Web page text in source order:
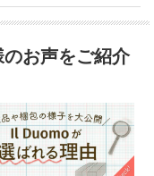
お声をご紹介